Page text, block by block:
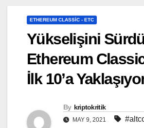
ETHEREUM CLASSIC - ETC
Yükselişini
Ethereum
İlk 10’a
By kriptokritik
MAY 9, 2021